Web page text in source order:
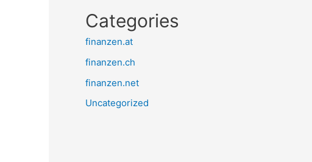
Categories
finanzen.at
finanzen.ch
finanzen.net
Uncategorized